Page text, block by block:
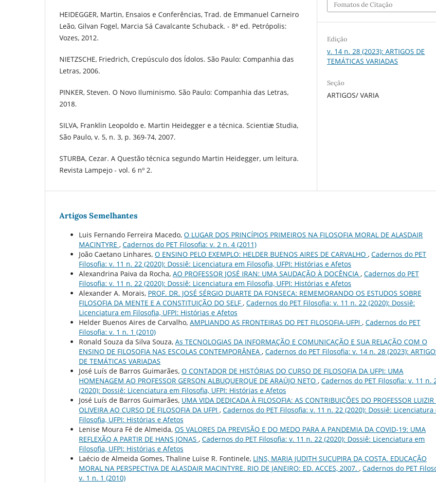
HEIDEGGER, Martin, Ensaios e Conferências, Trad. de Emmanuel Carneiro
Leão, Gilvan Fogel, Marcia Sá Cavalcante Schuback. - 8ª ed. Petrópolis:
Vozes, 2012.
NIETZSCHE, Friedrich, Crepúsculo dos Ídolos. São Paulo: Companhia das
Letras, 2006.
PINKER, Steven. O Novo Iluminismo. São Paulo: Companhia das Letras,
2018.
SILVA, Franklin Leopoldo e. Martin Heidegger e a técnica. Scientiæ Studia,
São Paulo, v. 5, n. 3, p. 369-74, 2007.
STURBA, Cezar. A Questão técnica segundo Martin Heidegger, um leitura.
Revista Lampejo - vol. 6 nº 2.
Fomatos de Citação
Edição
v. 14 n. 28 (2023): ARTIGOS DE
TEMÁTICAS VARIADAS
Seção
ARTIGOS/ VARIA
Artigos Semelhantes
Luis Fernando Ferreira Macedo, O LUGAR DOS PRINCÍPIOS PRIMEIROS NA FILOSOFIA MORAL DE ALASDAIR
MACINTYRE , Cadernos do PET Filosofia: v. 2 n. 4 (2011)
João Caetano Linhares, O ENSINO PELO EXEMPLO: HELDER BUENOS AIRES DE CARVALHO , Cadernos do PET
Filosofia: v. 11 n. 22 (2020): Dossiê: Licenciatura em Filosofia, UFPI: Histórias e Afetos
Alexandrina Paiva da Rocha, AO PROFESSOR JOSÉ IRAN: UMA SAUDAÇÃO À DOCÊNCIA , Cadernos do PET
Filosofia: v. 11 n. 22 (2020): Dossiê: Licenciatura em Filosofia, UFPI: Histórias e Afetos
Alexander A. Morais, PROF. DR. JOSÉ SÉRGIO DUARTE DA FONSECA: REMEMORANDO OS ESTUDOS SOBRE
FILOSOFIA DA MENTE E A CONSTITUIÇÃO DO SELF , Cadernos do PET Filosofia: v. 11 n. 22 (2020): Dossiê:
Licenciatura em Filosofia, UFPI: Histórias e Afetos
Helder Buenos Aires de Carvalho, AMPLIANDO AS FRONTEIRAS DO PET FILOSOFIA-UFPI , Cadernos do PET
Filosofia: v. 1 n. 1 (2010)
Ronald Souza da Silva Souza, As TECNOLOGIAS DA INFORMAÇÃO E COMUNICAÇÃO E SUA RELAÇÃO COM O
ENSINO DE FILOSOFIA NAS ESCOLAS CONTEMPORÂNEA , Cadernos do PET Filosofia: v. 14 n. 28 (2023):
DE TEMÁTICAS VARIADAS
José Luís de Barros Guimarães, O CONTADOR DE HISTÓRIAS DO CURSO DE FILOSOFIA DA UFPI: UMA
HOMENAGEM AO PROFESSOR GERSON ALBUQUERQUE DE ARAÚJO NETO , Cadernos do PET Filosofia: v. 11 n.
(2020): Dossiê: Licenciatura em Filosofia, UFPI: Histórias e Afetos
José Luís de Barros Guimarães, UMA VIDA DEDICADA À FILOSOFIA: AS CONTRIBUIÇÕES DO PROFESSOR LUIZIR
OLIVEIRA AO CURSO DE FILOSOFIA DA UFPI , Cadernos do PET Filosofia: v. 11 n. 22 (2020): Dossiê: Licenciatura
Filosofia, UFPI: Histórias e Afetos
Lenise Moura Fé de Almeida, OS VALORES DA PREVISÃO E DO MEDO PARA A PANDEMIA DA COVID-19: UMA
REFLEXÃO A PARTIR DE HANS JONAS , Cadernos do PET Filosofia: v. 11 n. 22 (2020): Dossiê: Licenciatura em
Filosofia, UFPI: Histórias e Afetos
Laécio de Almeida Gomes, Thaline Luise R. Fontinele, LINS, MARIA JUDITH SUCUPIRA DA COSTA. EDUCAÇÃO
MORAL NA PERSPECTIVA DE ALASDAIR MACINTYRE. RIO DE JANEIRO: ED. ACCES, 2007. , Cadernos do PET
v. 1 n. 1 (2010)